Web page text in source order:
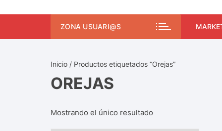
ZONA USUARI@S
Inicio / Productos etiquetados “Orejas”
OREJAS
Mostrando el único resultado